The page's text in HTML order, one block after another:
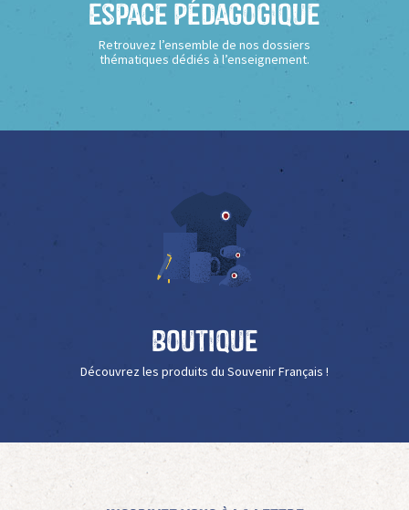
Espace Pédagogique
Retrouvez l’ensemble de nos dossiers
thématiques dédiés à l’enseignement.
Boutique
Découvrez les produits du Souvenir Français !